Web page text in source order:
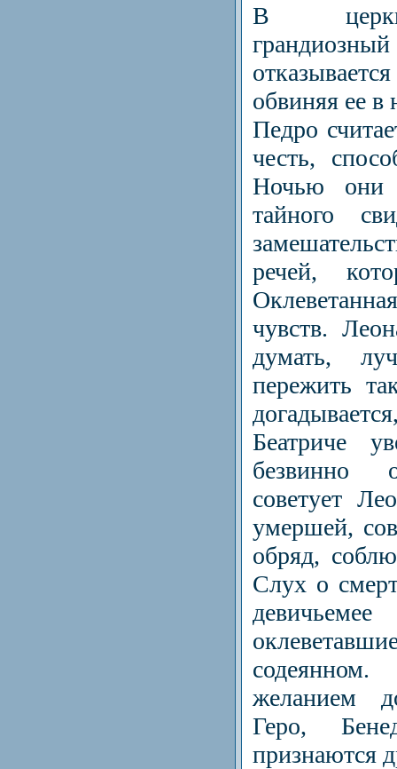
В
обвиняя ее в
Педро
честь,
Ночью они
тайного
речей,
чувств.
думать,
пережить
Беатриче
безвинно
советует
умершей,
обряд,
Слух о
желанием
Геро,
признаются